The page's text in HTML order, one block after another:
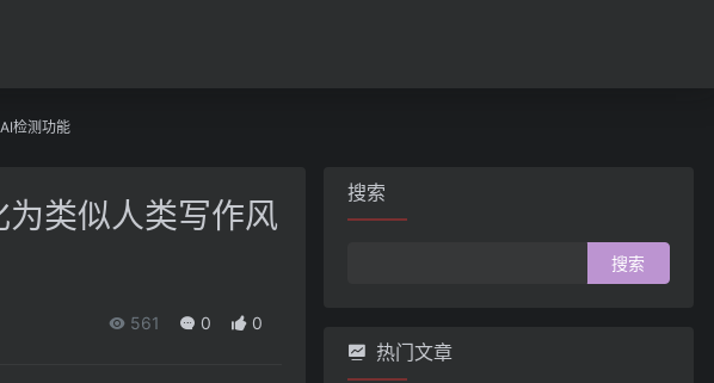
检测功能
类似人类写作风
561 0 0
搜索
热门文章